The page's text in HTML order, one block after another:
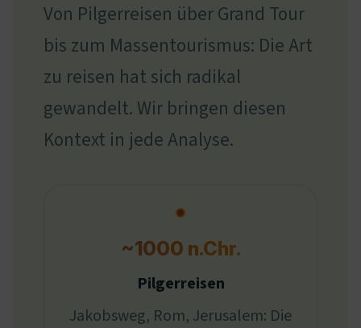
Von Pilgerreisen über Grand Tour
bis zum Massentourismus: Die Art
zu reisen hat sich radikal
gewandelt. Wir bringen diesen
Kontext in jede Analyse.
~1000 n.Chr.
Pilgerreisen
Jakobsweg, Rom, Jerusalem: Die